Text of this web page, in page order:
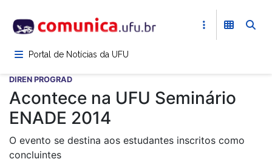
para
conteúdoPortal de Notícias da UFU
DIREN PROGRAD
Acontece na UFU Seminário
ENADE 2014
O evento se destina aos estudantes inscritos como
concluintes